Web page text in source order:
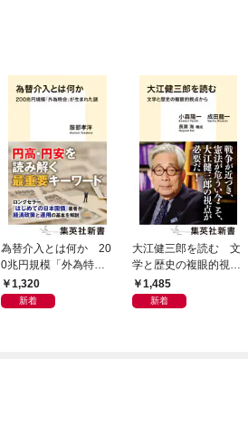
為替介入とは何か 20
0兆円規模「外為特
会」が生まれた謎
1,320
新着
大江健三郎を読む 文
学と歴史の複眼的視点
から1,485
新着